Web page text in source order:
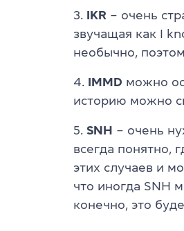
3. IKR – очень
звучащая как I
необычно,
4. IMMD можно
историю можно
5. SNH – очень
всегда понятно,
этих случаев и
что иногда SNH
конечно, это